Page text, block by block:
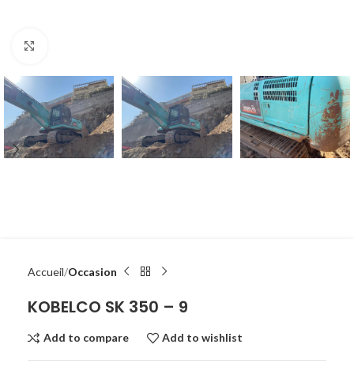
Accueil Occasion
KOBELCO SK 350 – 9
Add to compare Add to wishlist